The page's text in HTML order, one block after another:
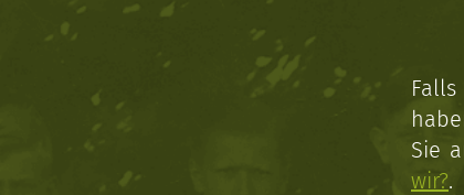
Sie
wir?.